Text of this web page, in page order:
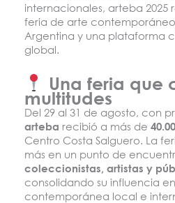
internacionales, arteba 2025
feria de arte
Argentina y una plataforma
global.
Una feria que
multitudes
Del 29 al 31 de agosto, con
arteba recibió a más de
Centro Costa Salguero. La
más en un punto de
coleccionistas, artistas y
consolidando su influencia
contemporánea local e